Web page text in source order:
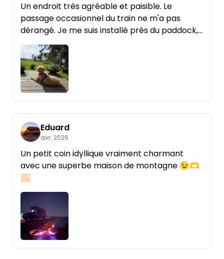
Un endroit très agréable et paisible. Le
passage occasionnel du train ne m'a pas
dérangé. Je me suis installé près du paddock,
près du sauna. J'ai même aperçu des oies
sauvages de l'autre côté des voies.
Et merci à Andreas pour cette discussion
technique.
Eduard
avr. 2026
Un petit coin idyllique vraiment charmant
avec une superbe maison de montagne 😉🫶
🏻